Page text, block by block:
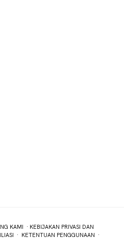
KAMI · KEBIJAKAN PRIVASI DAN
· KETENTUAN PENGGUNAAN ·